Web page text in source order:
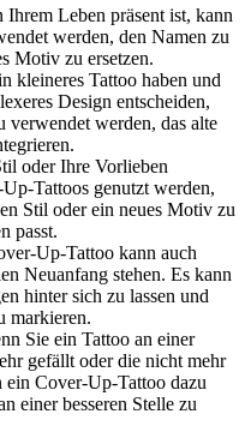
Leben präsent ist, kann
werden, den Namen zu
Motiv zu ersetzen.
kleineres Tattoo haben und
Design entscheiden,
werden, das alte
oder Ihre Vorlieben
Tattoos genutzt werden,
Stil oder ein neues Motiv zu
passt.
Up-Tattoo kann auch
Neuanfang stehen. Es kann
hinter sich zu lassen und
markieren.
Sie ein Tattoo an einer
gefällt oder die nicht mehr
ein Cover-Up-Tattoo dazu
einer besseren Stelle zu